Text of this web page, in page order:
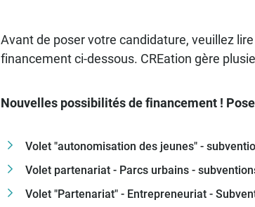
Avant de poser votre candidature, veuillez
financement ci-dessous. CREation gère
Nouvelles possibilités de financement !
Volet "autonomisation des jeunes" -
Volet partenariat - Parcs urbains -
Volet "Partenariat" - Entrepreneuriat -